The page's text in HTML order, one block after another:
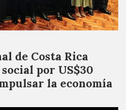
de Costa Rica
por US$30
la economía